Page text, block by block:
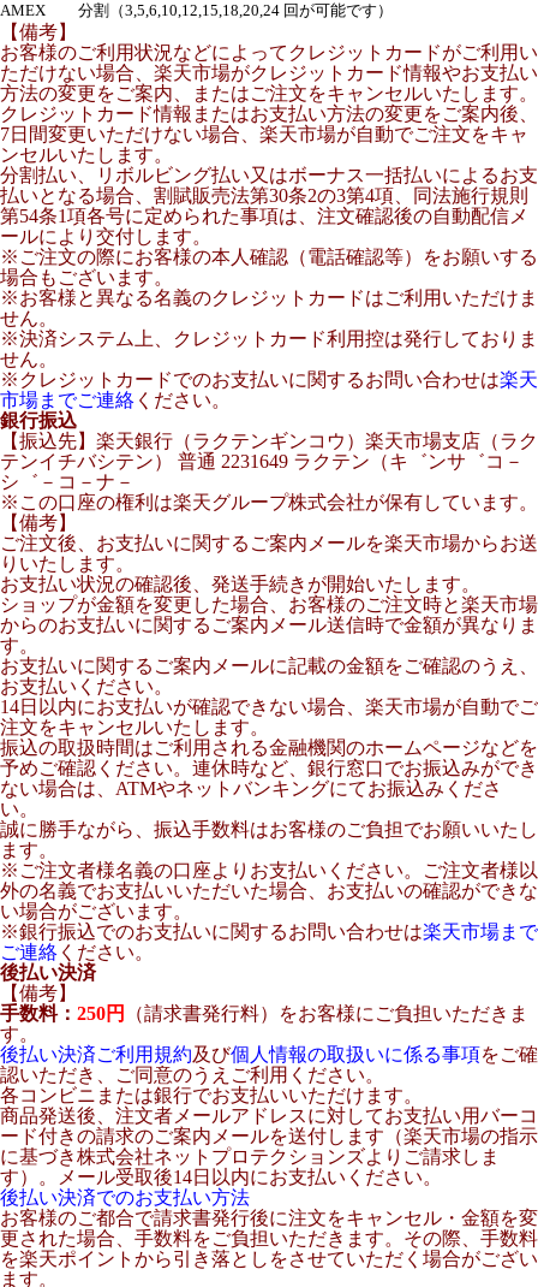
AMEX
分割（3,5,6,10,12,15,18,20,24 回が可能です）
【備考】
お客様のご利用状況などによってクレジットカードがご利用い
ただけない場合、楽天市場がクレジットカード情報やお支払い
方法の変更をご案内、またはご注文をキャンセルいたします。
クレジットカード情報またはお支払い方法の変更をご案内後、
7日間変更いただけない場合、楽天市場が自動でご注文をキャ
ンセルいたします。
分割払い、リボルビング払い又はボーナス一括払いによるお支
払いとなる場合、割賦販売法第30条2の3第4項、同法施行規則
第54条1項各号に定められた事項は、注文確認後の自動配信メ
ールにより交付します。
※ご注文の際にお客様の本人確認（電話確認等）をお願いする
場合もございます。
※お客様と異なる名義のクレジットカードはご利用いただけま
せん。
※決済システム上、クレジットカード利用控は発行しておりま
せん。
※クレジットカードでのお支払いに関するお問い合わせは楽天
市場までご連絡 ください。
銀行振込
【振込先】楽天銀行（ラクテンギンコウ）楽天市場支店（ラク
テンイチバシテン） 普通 2231649 ラクテン（キ゛ンサ゛コ－
シ゛－コ－ナ－
※この口座の権利は楽天グループ株式会社が保有しています。
【備考】
ご注文後、お支払いに関するご案内メールを楽天市場からお送
りいたします。
お支払い状況の確認後、発送手続きが開始いたします。
ショップが金額を変更した場合、お客様のご注文時と楽天市場
からのお支払いに関するご案内メール送信時で金額が異なりま
す。
お支払いに関するご案内メールに記載の金額をご確認のうえ、
お支払いください。
14日以内にお支払いが確認できない場合、楽天市場が自動でご
注文をキャンセルいたします。
振込の取扱時間はご利用される金融機関のホームページなどを
予めご確認ください。連休時など、銀行窓口でお振込みができ
ない場合は、ATMやネットバンキングにてお振込みくださ
い。
誠に勝手ながら、振込手数料はお客様のご負担でお願いいたし
ます。
※ご注文者様名義の口座よりお支払いください。ご注文者様以
外の名義でお支払いいただいた場合、お支払いの確認ができな
い場合がございます。
※銀行振込でのお支払いに関するお問い合わせは楽天市場まで
ご連絡 ください。
後払い決済
【備考】
手数料： 250円
（請求書発行料）をお客様にご負担いただきま
す。
後払い決済ご利用規約及び個人情報の取扱いに係る事項をご確
認いただき、ご同意のうえご利用ください。
各コンビニまたは銀行でお支払いいただけます。
商品発送後、注文者メールアドレスに対してお支払い用バーコ
ード付きの請求のご案内メールを送付します（楽天市場の指示
に基づき株式会社ネットプロテクションズよりご請求しま
す）。メール受取後14日以内にお支払いください。
後払い決済でのお支払い方法
お客様のご都合で請求書発行後に注文をキャンセル・金額を変
更された場合、手数料をご負担いただきます。その際、手数料
を楽天ポイントから引き落としをさせていただく場合がござい
ます。